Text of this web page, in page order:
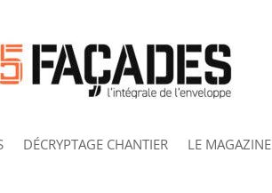
DÉCRYPTAGE CHANTIER LE MAGAZINE